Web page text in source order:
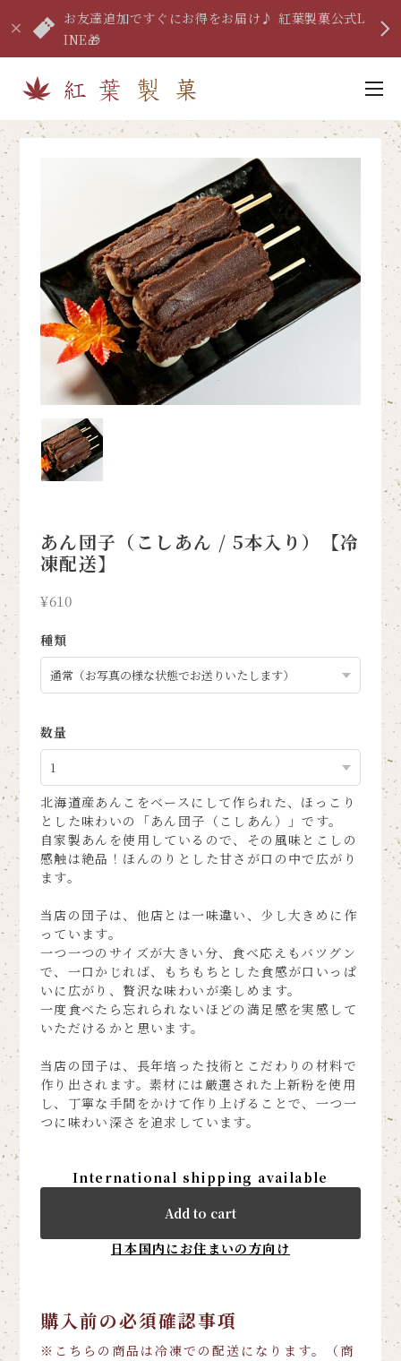
お友達追加ですぐにお得をお届け♪ 紅葉製菓公式L
INE🎁
あん団子（こしあん / 5本入り）【冷
凍配送】
¥610
種類
数量
北海道産あんこをベースにして作られた、ほっこり
とした味わいの「あん団子（こしあん）」です。
自家製あんを使用しているので、その風味とこしの
感触は絶品！ほんのりとした甘さが口の中で広がり
ます。
当店の団子は、他店とは一味違い、少し大きめに作
っています。
一つ一つのサイズが大きい分、食べ応えもバツグン
で、一口かじれば、もちもちとした食感が口いっぱ
いに広がり、贅沢な味わいが楽しめます。
一度食べたら忘れられないほどの満足感を実感して
いただけるかと思います。
当店の団子は、長年培った技術とこだわりの材料で
作り出されます。素材には厳選された上新粉を使用
し、丁寧な手間をかけて作り上げることで、一つ一
つに味わい深さを追求しています。
International shipping available
Add to cart
日本国内にお住まいの方向け
購入前の必須確認事項
※こちらの商品は冷凍での配送になります。（商